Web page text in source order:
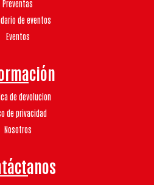
Preventas
de eventos
Eventos
de devolucion
de privacidad
Nosotros